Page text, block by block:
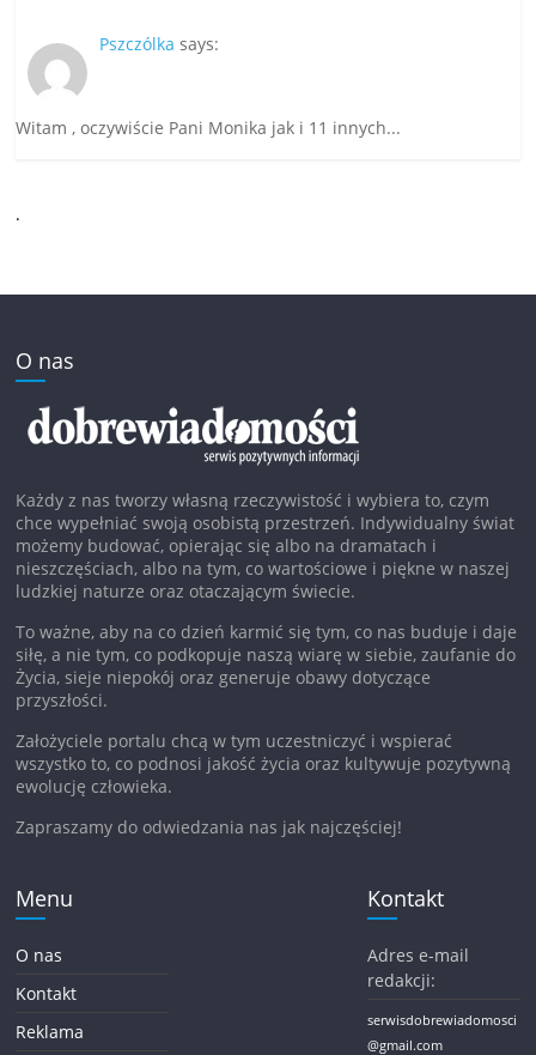
Pszczólka says:
Witam , oczywiście Pani Monika jak i 11 innych...
.
O nas
Każdy z nas tworzy własną rzeczywistość i wybiera to, czym
chce wypełniać swoją osobistą przestrzeń. Indywidualny świat
możemy budować, opierając się albo na dramatach i
nieszczęściach, albo na tym, co wartościowe i piękne w naszej
ludzkiej naturze oraz otaczającym świecie.
To ważne, aby na co dzień karmić się tym, co nas buduje i daje
siłę, a nie tym, co podkopuje naszą wiarę w siebie, zaufanie do
Życia, sieje niepokój oraz generuje obawy dotyczące
przyszłości.
Założyciele portalu chcą w tym uczestniczyć i wspierać
wszystko to, co podnosi jakość życia oraz kultywuje pozytywną
ewolucję człowieka.
Zapraszamy do odwiedzania nas jak najczęściej!
Menu
O nas
Kontakt
Reklama
Kontakt
Adres e-mail
redakcji:
serwisdobrewiadomosci
@gmail.com